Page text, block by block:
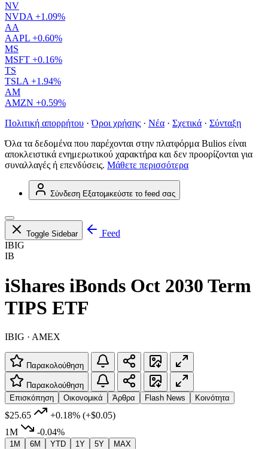
NV
NVDA +1.09%
AA
AAPL +0.60%
MS
MSFT +0.16%
TS
TSLA +1.94%
AM
AMZN +0.59%
Πολιτική απορρήτου · Όροι χρήσης · Νέα · Σχετικά · Σύνταξη
Όλα τα δεδομένα που παρέχονται στην πλατφόρμα Bulios είναι
αποκλειστικά ενημερωτικού χαρακτήρα και δεν προορίζονται για
συναλλαγές ή επενδύσεις. Μάθετε περισσότερα
Σύνδεση Εξατομικεύστε το feed σας
Toggle Sidebar
Feed
IBIG
IB
iShares iBonds Oct 2030 Term
TIPS ETF
IBIG · AMEX
Παρακολούθηση
Παρακολούθηση
Επισκόπηση
Οικονομικά Άρθρα Flash News Κοινότητα
$25.65 +0.18% (+$0.05)
1M
-0.04%
1M 6M YTD 1Y 5Y MAX